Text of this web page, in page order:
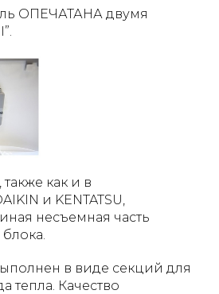
ОПЕЧАТАНА двумя
как и в
и KENTATSU,
несъемная часть
в виде секций для
тепла. Качество